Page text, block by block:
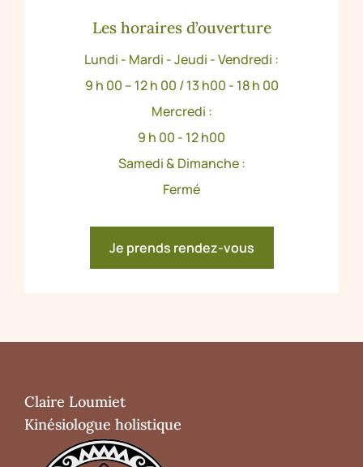
Les horaires d’ouverture
Lundi - Mardi - Jeudi - Vendredi :
9 h 00 – 12 h 00 / 13 h00 - 18 h 00
Mercredi :
9 h 00 - 12 h00
Samedi & Dimanche :
Fermé
Je prends rendez-vous
Claire Loumiet
Kinésiologue holistique